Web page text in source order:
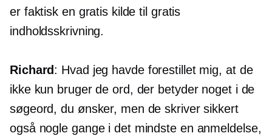
er faktisk en gratis kilde til gratis
indholdsskrivning.
Richard: Hvad jeg havde forestillet mig, at de
ikke kun bruger de ord, der betyder noget i de
søgeord, du ønsker, men de skriver sikkert
også nogle gange i det mindste en anmeldelse,